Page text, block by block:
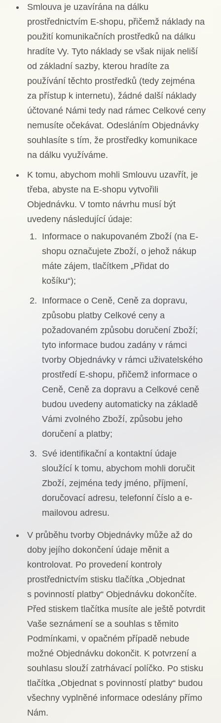
Smlouva je uzavírána na dálku
prostřednictvím E-shopu, přičemž náklady na
použití komunikačních prostředků na dálku
hradíte Vy. Tyto náklady se však nijak neliší
od základní sazby, kterou hradíte za
používání těchto prostředků (tedy zejména
za přístup k internetu), žádné další náklady
účtované Námi tedy nad rámec Celkové ceny
nemusíte očekávat. Odesláním Objednávky
souhlasíte s tím, že prostředky komunikace
na dálku využíváme.
K tomu, abychom mohli Smlouvu uzavřít, je
třeba, abyste na E-shopu vytvořili
Objednávku. V tomto návrhu musí být
uvedeny následující údaje:
Informace o nakupovaném Zboží (na E-
shopu označujete Zboží, o jehož nákup
máte zájem, tlačítkem „Přidat do
košíku“);
Informace o Ceně, Ceně za dopravu,
způsobu platby Celkové ceny a
požadovaném způsobu doručení Zboží;
tyto informace budou zadány v rámci
tvorby Objednávky v rámci uživatelského
prostředí E-shopu, přičemž informace o
Ceně, Ceně za dopravu a Celkové ceně
budou uvedeny automaticky na základě
Vámi zvolného Zboží, způsobu jeho
doručení a platby;
Své identifikační a kontaktní údaje
sloužící k tomu, abychom mohli doručit
Zboží, zejména tedy jméno, příjmení,
doručovací adresu, telefonní číslo a e-
mailovou adresu.
V průběhu tvorby Objednávky může až do
doby jejího dokončení údaje měnit a
kontrolovat. Po provedení kontroly
prostřednictvím stisku tlačítka „Objednat
s povinností platby“ Objednávku dokončíte.
Před stiskem tlačítka musíte ale ještě potvrdit
Vaše seznámení se a souhlas s těmito
Podmínkami, v opačném případě nebude
možné Objednávku dokončit. K potvrzení a
souhlasu slouží zatrhávací políčko. Po stisku
tlačítka „Objednat s povinností platby“ budou
všechny vyplněné informace odeslány přímo
Nám.